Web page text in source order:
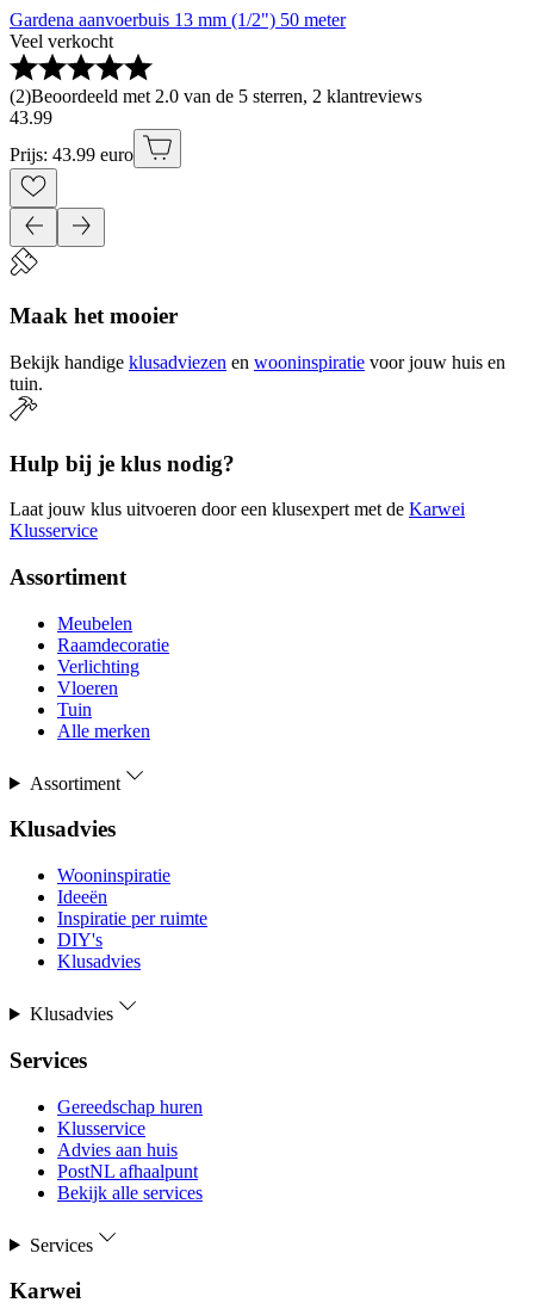
Gardena aanvoerbuis 13 mm (1/2") 50 meter
Veel verkocht
(2)Beoordeeld met 2.0 van de 5 sterren, 2 klantreviews
43.99
Prijs: 43.99 euro
Maak het mooier
Bekijk handige klusadviezen en wooninspiratie voor jouw huis en
tuin.
Hulp bij je klus nodig?
Laat jouw klus uitvoeren door een klusexpert met de Karwei
Klusservice
Assortiment
Meubelen
Raamdecoratie
Verlichting
Vloeren
Tuin
Alle merken
Assortiment
Klusadvies
Wooninspiratie
Ideeën
Inspiratie per ruimte
DIY's
Klusadvies
Klusadvies
Services
Gereedschap huren
Klusservice
Advies aan huis
PostNL afhaalpunt
Bekijk alle services
Services
Karwei